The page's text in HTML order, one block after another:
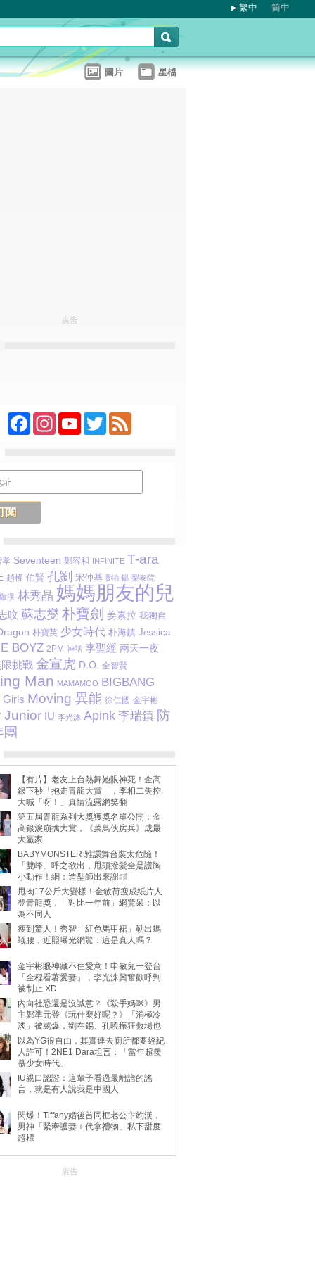
繁中 简中
圖片 星檔
廣告
FacebookInstagramYouTubeTwitterFeed
孝 Seventeen 鄭容和 INFINITE T-ara
趙權 伯賢 孔劉 宋仲基 劉在錫 梨泰院
淏 林秀晶 媽媽朋友的兒
旼 蘇志燮 朴寶劍 姜素拉 我獨自
朴寶英 少女時代 朴海鎮 Jessica
BOYZ 2PM 神話 李聖經 兩天一夜
挑戰 金宣虎 D.O. 全智賢
Man MAMAMOO BIGBANG
Girls Moving 異能 徐仁國 金宇彬
Junior IU 李光洙 Apink 李瑞鎮 防
【有片】老友上台熱舞她眼神死！金高
銀下秒「抱走青龍大賞」，李相二失控
大喊「呀！」真情流露網笑翻
第五屆青龍系列大獎獲獎名單公開：金
高銀淚崩擒大賞，《菜鳥伙房兵》成最
大贏家
BABYMONSTER 雅譞舞台裝太危險！
「雙峰」呼之欲出，甩頭撥髮全是護胸
小動作！網：造型師出來謝罪
甩肉17公斤大變樣！金敏荷瘦成紙片人
登青龍獎，「對比一年前」網驚呆：以
為不同人
瘦到驚人！秀智「紅色馬甲裙」勒出螞
蟻腰，近照曝光網驚：這是真人嗎？
金宇彬眼神藏不住愛意！申敏兒一登台
「全程看著愛妻」，李光洙興奮歡呼到
被制止 XD
內向社恐還是沒誠意？《殺手媽咪》男
主鄭準元登《玩什麼好呢？》「消極冷
淡」被罵爆，劉在錫、孔曉振狂救場也
動
以為YG很自由，其實連去廁所都要經紀
人許可！2NE1 Dara坦言：「當年超羨
慕少女時代」
IU親口認證：這輩子看過最離譜的謠
言，就是有人說我是中國人
閃爆！Tiffany婚後首同框老公卞約漢，
男神「緊牽護妻＋代拿禮物」私下甜度
超標
廣告